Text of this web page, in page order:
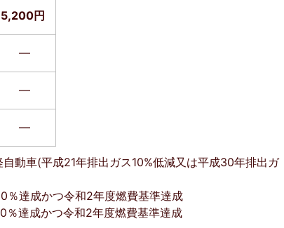
5,200円
―
―
―
動車(平成21年排出ガス10%低減又は平成30年排出ガ
％達成かつ令和2年度燃費基準達成
％達成かつ令和2年度燃費基準達成